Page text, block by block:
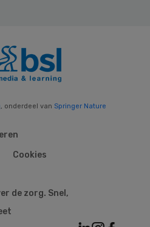
, onderdeel van Springer Nature
Cookies
de zorg. Snel,